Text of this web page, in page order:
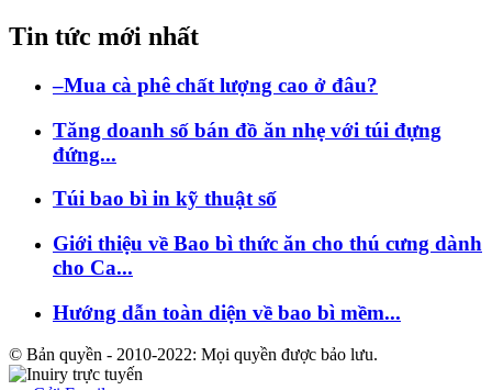
Tin tức mới nhất
–Mua cà phê chất lượng cao ở đâu?
Tăng doanh số bán đồ ăn nhẹ với túi đựng
đứng...
Túi bao bì in kỹ thuật số
Giới thiệu về Bao bì thức ăn cho thú cưng dành
cho Ca...
Hướng dẫn toàn diện về bao bì mềm...
© Bản quyền - 2010-2022: Mọi quyền được bảo lưu.